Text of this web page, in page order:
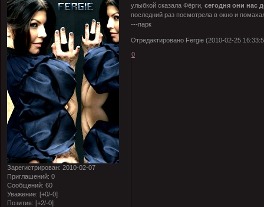
Зарегистрирован: 2010-02-07
Приглашений: 0
Сообщений: 60
Уважение: [+0/-0]
Позитив: [+2/-0]
улыбкой сказала Фёрги,сегодня они нас
последний раз посмотрела в окно и
---парк
Отредактировано Fergie (2010-02-25
0